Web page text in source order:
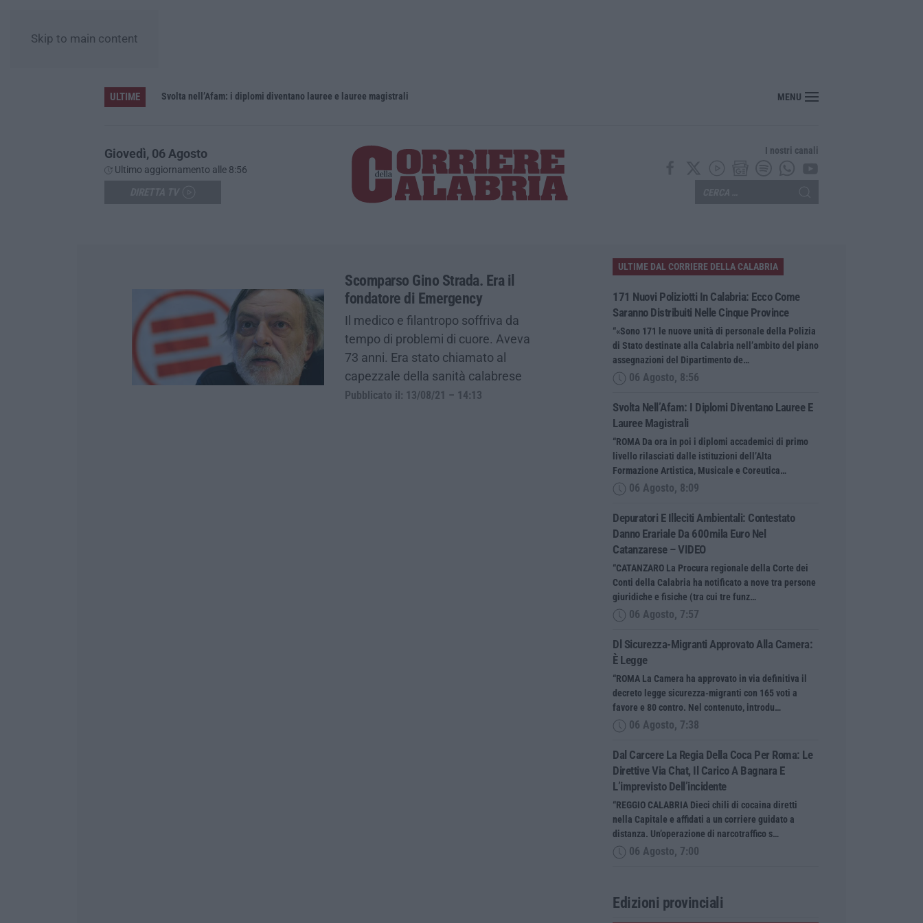
Skip to main content
ULTIME Svolta nell’Afam: i diplomi diventano lauree e lauree magistrali MENU
Giovedì, 06 Agosto
Ultimo aggiornamento alle 8:56
I nostri canali
Scomparso Gino Strada. Era il
fondatore di Emergency
Il medico e filantropo soffriva da
tempo di problemi di cuore. Aveva
73 anni. Era stato chiamato al
capezzale della sanità calabrese
Pubblicato il: 13/08/21 – 14:13
ULTIME DAL CORRIERE DELLA CALABRIA
171 Nuovi Poliziotti In Calabria: Ecco Come
Saranno Distribuiti Nelle Cinque Province
“«Sono 171 le nuove unità di personale della Polizia
di Stato destinate alla Calabria nell’ambito del piano
assegnazioni del Dipartimento de…
06 Agosto, 8:56
Svolta Nell’Afam: I Diplomi Diventano Lauree E
Lauree Magistrali
“ROMA Da ora in poi i diplomi accademici di primo
livello rilasciati dalle istituzioni dell’Alta
Formazione Artistica, Musicale e Coreutica…
06 Agosto, 8:09
Depuratori E Illeciti Ambientali: Contestato
Danno Erariale Da 600mila Euro Nel
Catanzarese – VIDEO
“CATANZARO La Procura regionale della Corte dei
Conti della Calabria ha notificato a nove tra persone
giuridiche e fisiche (tra cui tre funz…
06 Agosto, 7:57
Dl Sicurezza-Migranti Approvato Alla Camera:
È Legge
“ROMA La Camera ha approvato in via definitiva il
decreto legge sicurezza-migranti con 165 voti a
favore e 80 contro. Nel contenuto, introdu…
06 Agosto, 7:38
Dal Carcere La Regia Della Coca Per Roma: Le
Direttive Via Chat, Il Carico A Bagnara E
L’imprevisto Dell’incidente
“REGGIO CALABRIA Dieci chili di cocaina diretti
nella Capitale e affidati a un corriere guidato a
distanza. Un’operazione di narcotraffico s…
06 Agosto, 7:00
Edizioni provinciali